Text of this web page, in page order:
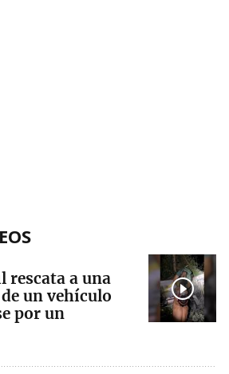
rescata a una
un vehículo
por un